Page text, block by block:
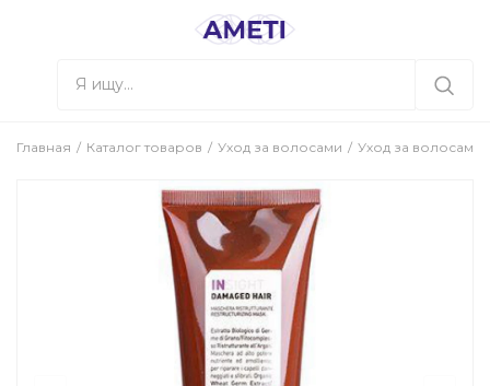
Главная Каталог товаров Уход за волосами Уход за волосами